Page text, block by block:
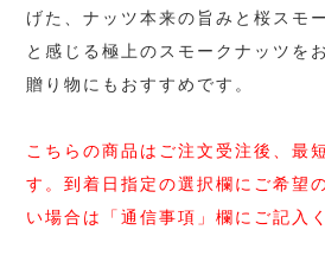
げた、ナッツ本来の旨みと桜スモ
と感じる極上のスモークナッツを
贈り物にもおすすめです。
こちらの商品はご注文受注後、最
す。到着日指定の選択欄にご希望
い場合は「通信事項」欄にご記入